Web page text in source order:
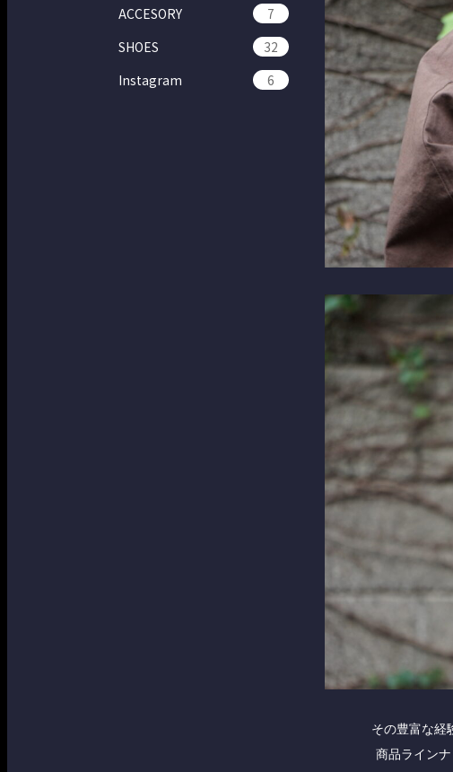
ACCESORY
7
SHOES
32
Instagram
6
その豊富な経
商品ライン